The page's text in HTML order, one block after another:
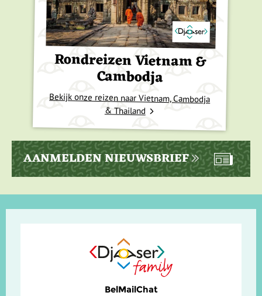
Rondreizen Vietnam &
Cambodja
Bekijk onze reizen naar Vietnam, Cambodja
& Thailand
AANMELDEN NIEUWSBRIEF
BelMailChat